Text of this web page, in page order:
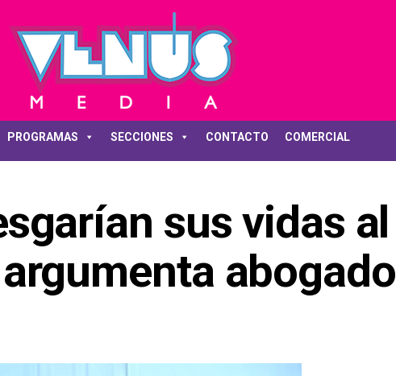
PROGRAMAS SECCIONES CONTACTO COMERCIAL
sus vidas al
abogado